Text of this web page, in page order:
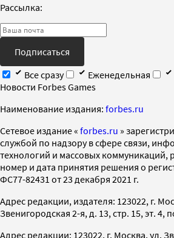
Рассылка:
Подписаться
Все сразу
Еженедельная
Новости Forbes Games
Наименование издания: forbes.ru
Cетевое издание « forbes.ru »
службой по надзору в сфере связи,
технологий и массовых коммуникаций,
номер и дата принятия решения о
ФС77-82431 от 23 декабря 2021 г.
Адрес редакции, издателя: 123022, г.
Звенигородская 2-я, д. 13, стр. 15, эт. 4,
Адрес редакции: 123022, г. Москва, ул.